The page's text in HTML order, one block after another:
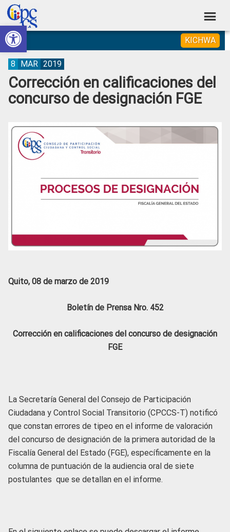
Abrir barra de herramientas
Skip
to
primary
navigation
Skip
to
main
content
Skip
to
primary
sidebar
Skip
to
footer
Consejo
de
Participación
Ciudadana
Social
Construyendo
Poder
Ciudadano
KICHWA
Corrección en calificaciones del
concurso de designación FGE
8 MAR 2019
Quito, 08 de marzo de 2019
Boletín de Prensa Nro. 452
Corrección en calificaciones del concurso de designación
FGE
La Secretaría General del Consejo de Participación
Ciudadana y Control Social Transitorio (CPCCS-T) notificó
que constan errores de tipeo en el informe de valoración
del concurso de designación de la primera autoridad de la
Fiscalía General del Estado (FGE), específicamente en la
columna de puntuación de la audiencia oral de siete
postulantes que se detallan en el informe.